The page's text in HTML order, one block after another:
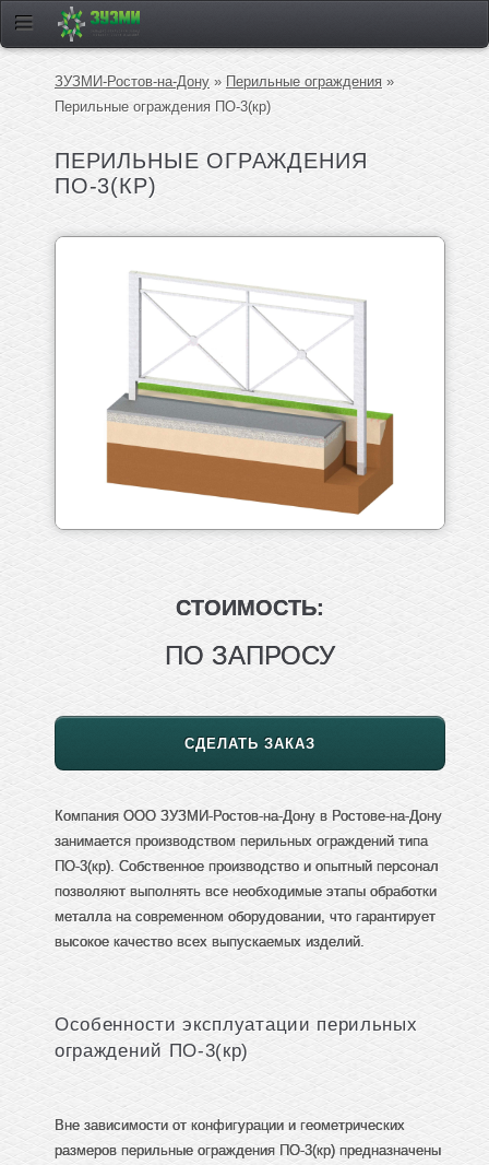
ЗУЗМИ-Ростов-на-Дону » Перильные ограждения »
Перильные ограждения ПО-3(кр)
ПЕРИЛЬНЫЕ ОГРАЖДЕНИЯ
ПО-3(КР)
СТОИМОСТЬ:
ПО ЗАПРОСУ
СДЕЛАТЬ ЗАКАЗ
Компания ООО ЗУЗМИ-Ростов-на-Дону в Ростове-на-Дону
занимается производством перильных ограждений типа
ПО-3(кр). Собственное производство и опытный персонал
позволяют выполнять все необходимые этапы обработки
металла на современном оборудовании, что гарантирует
высокое качество всех выпускаемых изделий.
Особенности эксплуатации перильных
ограждений ПО-3(кр)
Вне зависимости от конфигурации и геометрических
размеров перильные ограждения ПО-3(кр) предназначены